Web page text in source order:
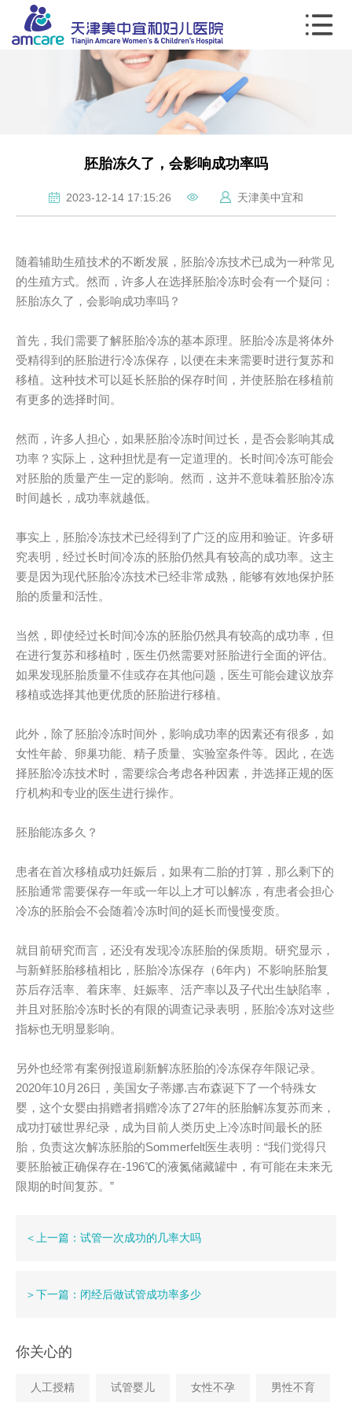
胚胎冻久了，会影响成功率吗
2023-12-14 17:15:26 天津美中宜和
随着辅助生殖技术的不断发展，胚胎冷冻技术已成为一种常见
的生殖方式。然而，许多人在选择胚胎冷冻时会有一个疑问：
胚胎冻久了，会影响成功率吗？
首先，我们需要了解胚胎冷冻的基本原理。胚胎冷冻是将体外
受精得到的胚胎进行冷冻保存，以便在未来需要时进行复苏和
移植。这种技术可以延长胚胎的保存时间，并使胚胎在移植前
有更多的选择时间。
然而，许多人担心，如果胚胎冷冻时间过长，是否会影响其成
功率？实际上，这种担忧是有一定道理的。长时间冷冻可能会
对胚胎的质量产生一定的影响。然而，这并不意味着胚胎冷冻
时间越长，成功率就越低。
事实上，胚胎冷冻技术已经得到了广泛的应用和验证。许多研
究表明，经过长时间冷冻的胚胎仍然具有较高的成功率。这主
要是因为现代胚胎冷冻技术已经非常成熟，能够有效地保护胚
胎的质量和活性。
当然，即使经过长时间冷冻的胚胎仍然具有较高的成功率，但
在进行复苏和移植时，医生仍然需要对胚胎进行全面的评估。
如果发现胚胎质量不佳或存在其他问题，医生可能会建议放弃
移植或选择其他更优质的胚胎进行移植。
此外，除了胚胎冷冻时间外，影响成功率的因素还有很多，如
女性年龄、卵巢功能、精子质量、实验室条件等。因此，在选
择胚胎冷冻技术时，需要综合考虑各种因素，并选择正规的医
疗机构和专业的医生进行操作。
胚胎能冻多久？
患者在首次移植成功妊娠后，如果有二胎的打算，那么剩下的
胚胎通常需要保存一年或一年以上才可以解冻，有患者会担心
冷冻的胚胎会不会随着冷冻时间的延长而慢慢变质。
就目前研究而言，还没有发现冷冻胚胎的保质期。研究显示，
与新鲜胚胎移植相比，胚胎冷冻保存（6年内）不影响胚胎复
苏后存活率、着床率、妊娠率、活产率以及子代出生缺陷率，
并且对胚胎冷冻时长的有限的调查记录表明，胚胎冷冻对这些
指标也无明显影响。
另外也经常有案例报道刷新解冻胚胎的冷冻保存年限记录。
2020年10月26日，美国女子蒂娜.吉布森诞下了一个特殊女
婴，这个女婴由捐赠者捐赠冷冻了27年的胚胎解冻复苏而来，
成功打破世界纪录，成为目前人类历史上冷冻时间最长的胚
胎，负责这次解冻胚胎的Sommerfelt医生表明：“我们觉得只
要胚胎被正确保存在-196℃的液氮储藏罐中，有可能在未来无
限期的时间复苏。”
＜上一篇：试管一次成功的几率大吗
＞下一篇：闭经后做试管成功率多少
你关心的
人工授精 试管婴儿 女性不孕 男性不育